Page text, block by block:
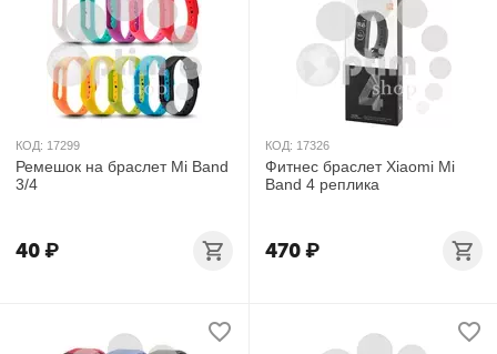
КОД: 17299
Ремешок на браслет Mi Band
3/4
40₽
КОД: 17326
Фитнес браслет Xiaomi Mi
Band 4 реплика
470₽